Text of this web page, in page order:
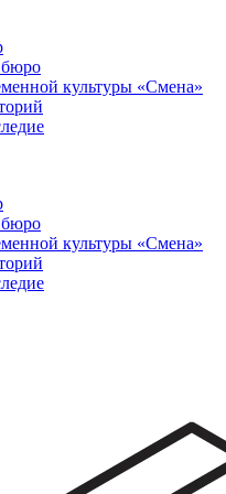
бюро
культуры «Смена»
бюро
культуры «Смена»